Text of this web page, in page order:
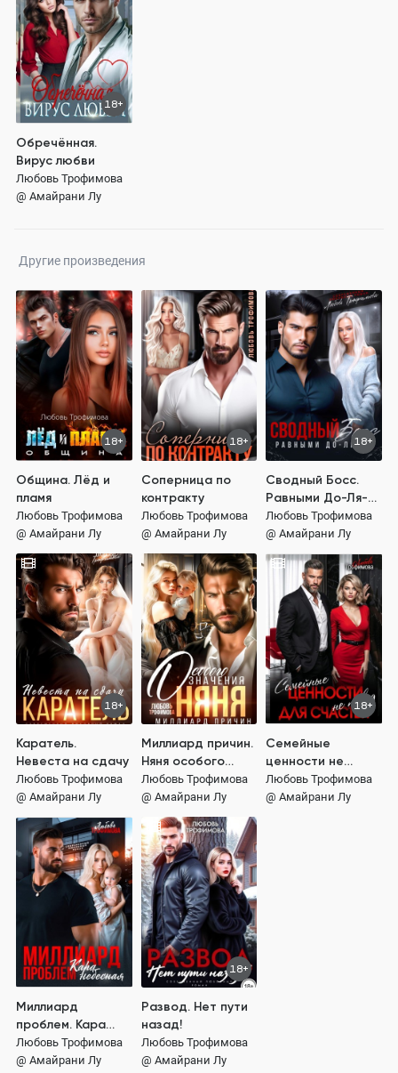
18+
Обречённая.
Вирус любви
Любовь Трофимова
@ Амайрани Лу
Другие произведения
18+
Община. Лёд и
пламя
Любовь Трофимова
@ Амайрани Лу
18+
Соперница по
контракту
Любовь Трофимова
@ Амайрани Лу
18+
Сводный Босс.
Равными До-Ля-
Ми
Любовь Трофимова
@ Амайрани Лу
18+
Каратель.
Невеста на сдачу
Любовь Трофимова
@ Амайрани Лу
Миллиард причин.
Няня особого
значения
Любовь Трофимова
@ Амайрани Лу
18+
Семейные
ценности не
повод для
счастья
Любовь Трофимова
@ Амайрани Лу
Миллиард
проблем. Кара
небесная
Любовь Трофимова
@ Амайрани Лу
18+
Развод. Нет пути
назад!
Любовь Трофимова
@ Амайрани Лу